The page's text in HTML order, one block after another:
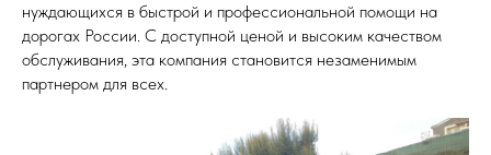
нуждающихся в быстрой и профессиональной помощи на
дорогах России. С доступной ценой и высоким качеством
обслуживания, эта компания становится незаменимым
партнером для всех.